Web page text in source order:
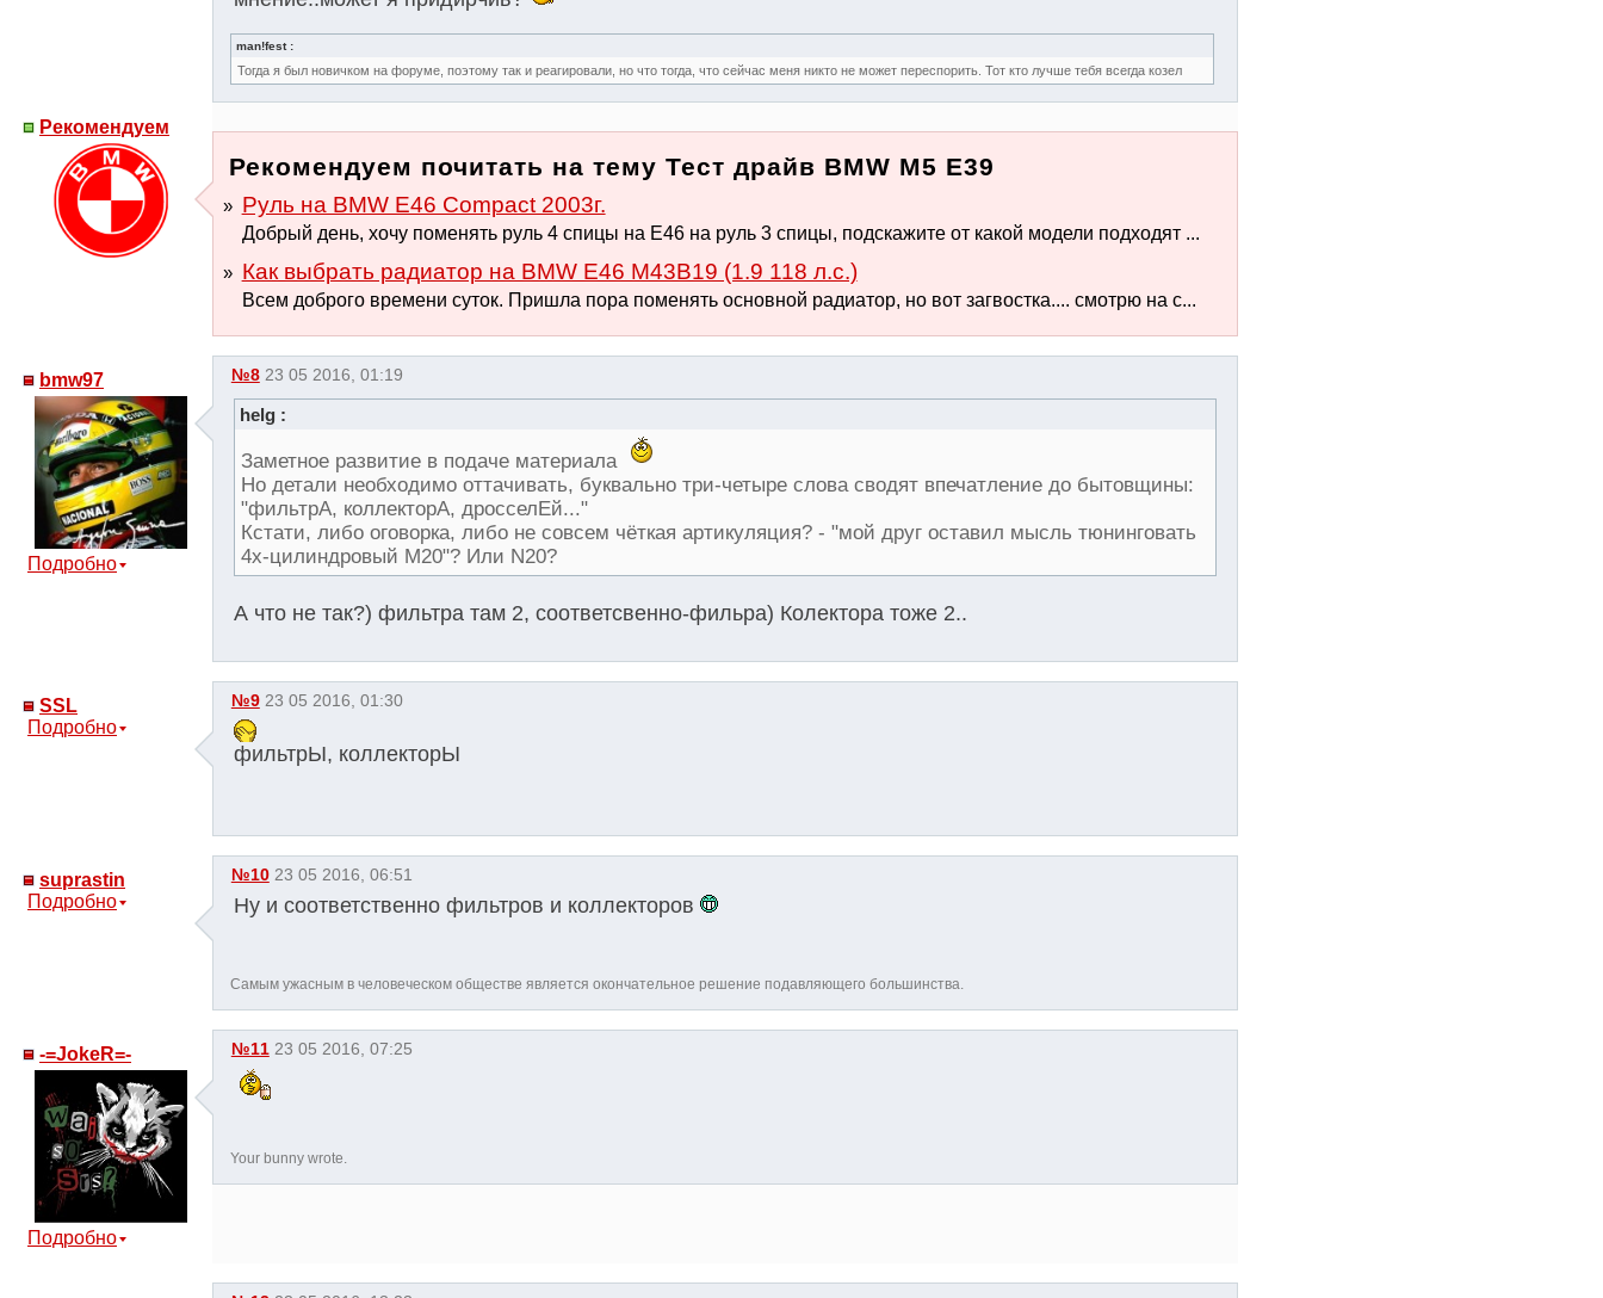
man!fest :
Тогда я был новичком на форуме, поэтому так и реагировали, но что тогда, что сейчас меня никто не может переспорить. Тот кто лучше тебя всегда козел
Рекомендуем
Рекомендуем почитать на тему Тест драйв BMW M5 E39
Руль на BMW E46 Compact 2003г.
Добрый день, хочу поменять руль 4 спицы на Е46 на руль 3 спицы, подскажите от какой модели подходят ...
Как выбрать радиатор на BMW E46 M43B19 (1.9 118 л.с.)
Всем доброго времени суток. Пришла пора поменять основной радиатор, но вот загвостка.... смотрю на с...
bmw97
Подробно
№8 23 05 2016, 01:19
helg :
Заметное развитие в подаче материала
Но детали необходимо оттачивать, буквально три-четыре слова сводят впечатление до бытовщины:
"фильтрА, коллекторА, дросселЕй..."
Кстати, либо оговорка, либо не совсем чёткая артикуляция? - "мой друг оставил мысль тюнинговать
4х-цилиндровый М20"? Или N20?
А что не так?) фильтра там 2, соответсвенно-фильра) Колектора тоже 2..
SSL
Подробно
№9 23 05 2016, 01:30
фильтрЫ, коллекторЫ
suprastin
Подробно
№10 23 05 2016, 06:51
Ну и соответственно фильтров и коллекторов
Самым ужасным в человеческом обществе является окончательное решение подавляющего большинства.
-=JokeR=-
Подробно
№11 23 05 2016, 07:25
Your bunny wrote.